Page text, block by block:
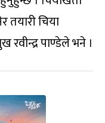
तयारी चिया
रवीन्द्र पाण्डेले भने ।